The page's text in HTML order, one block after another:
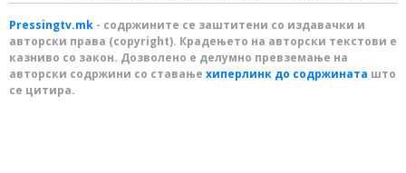
Pressingtv.mk - содржините се заштитени со издавачки и
авторски права (copyright). Крадењето на авторски текстови е
казниво со закон. Дозволено е делумно превземање на
авторски содржини со ставање хиперлинк до содржината што
се цитира.